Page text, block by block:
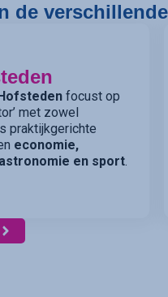
de
focust op
met zowel
praktijkgerichte
economie,
en sport.